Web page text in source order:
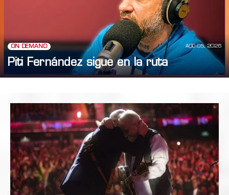
ON DEMAND AGO 05, 2026
Piti Fernández sigue en la ruta